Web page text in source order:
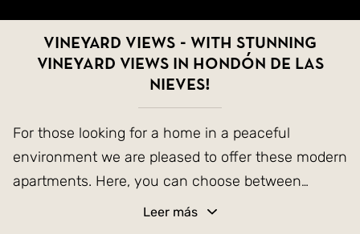
VINEYARD VIEWS - with Stunning
Vineyard Views in Hondón de las
Nieves!
For those looking for a home in a peaceful
environment we are pleased to offer these modern
apartments. Here, you can choose between
penthouses and apartments with three or two
Leer más